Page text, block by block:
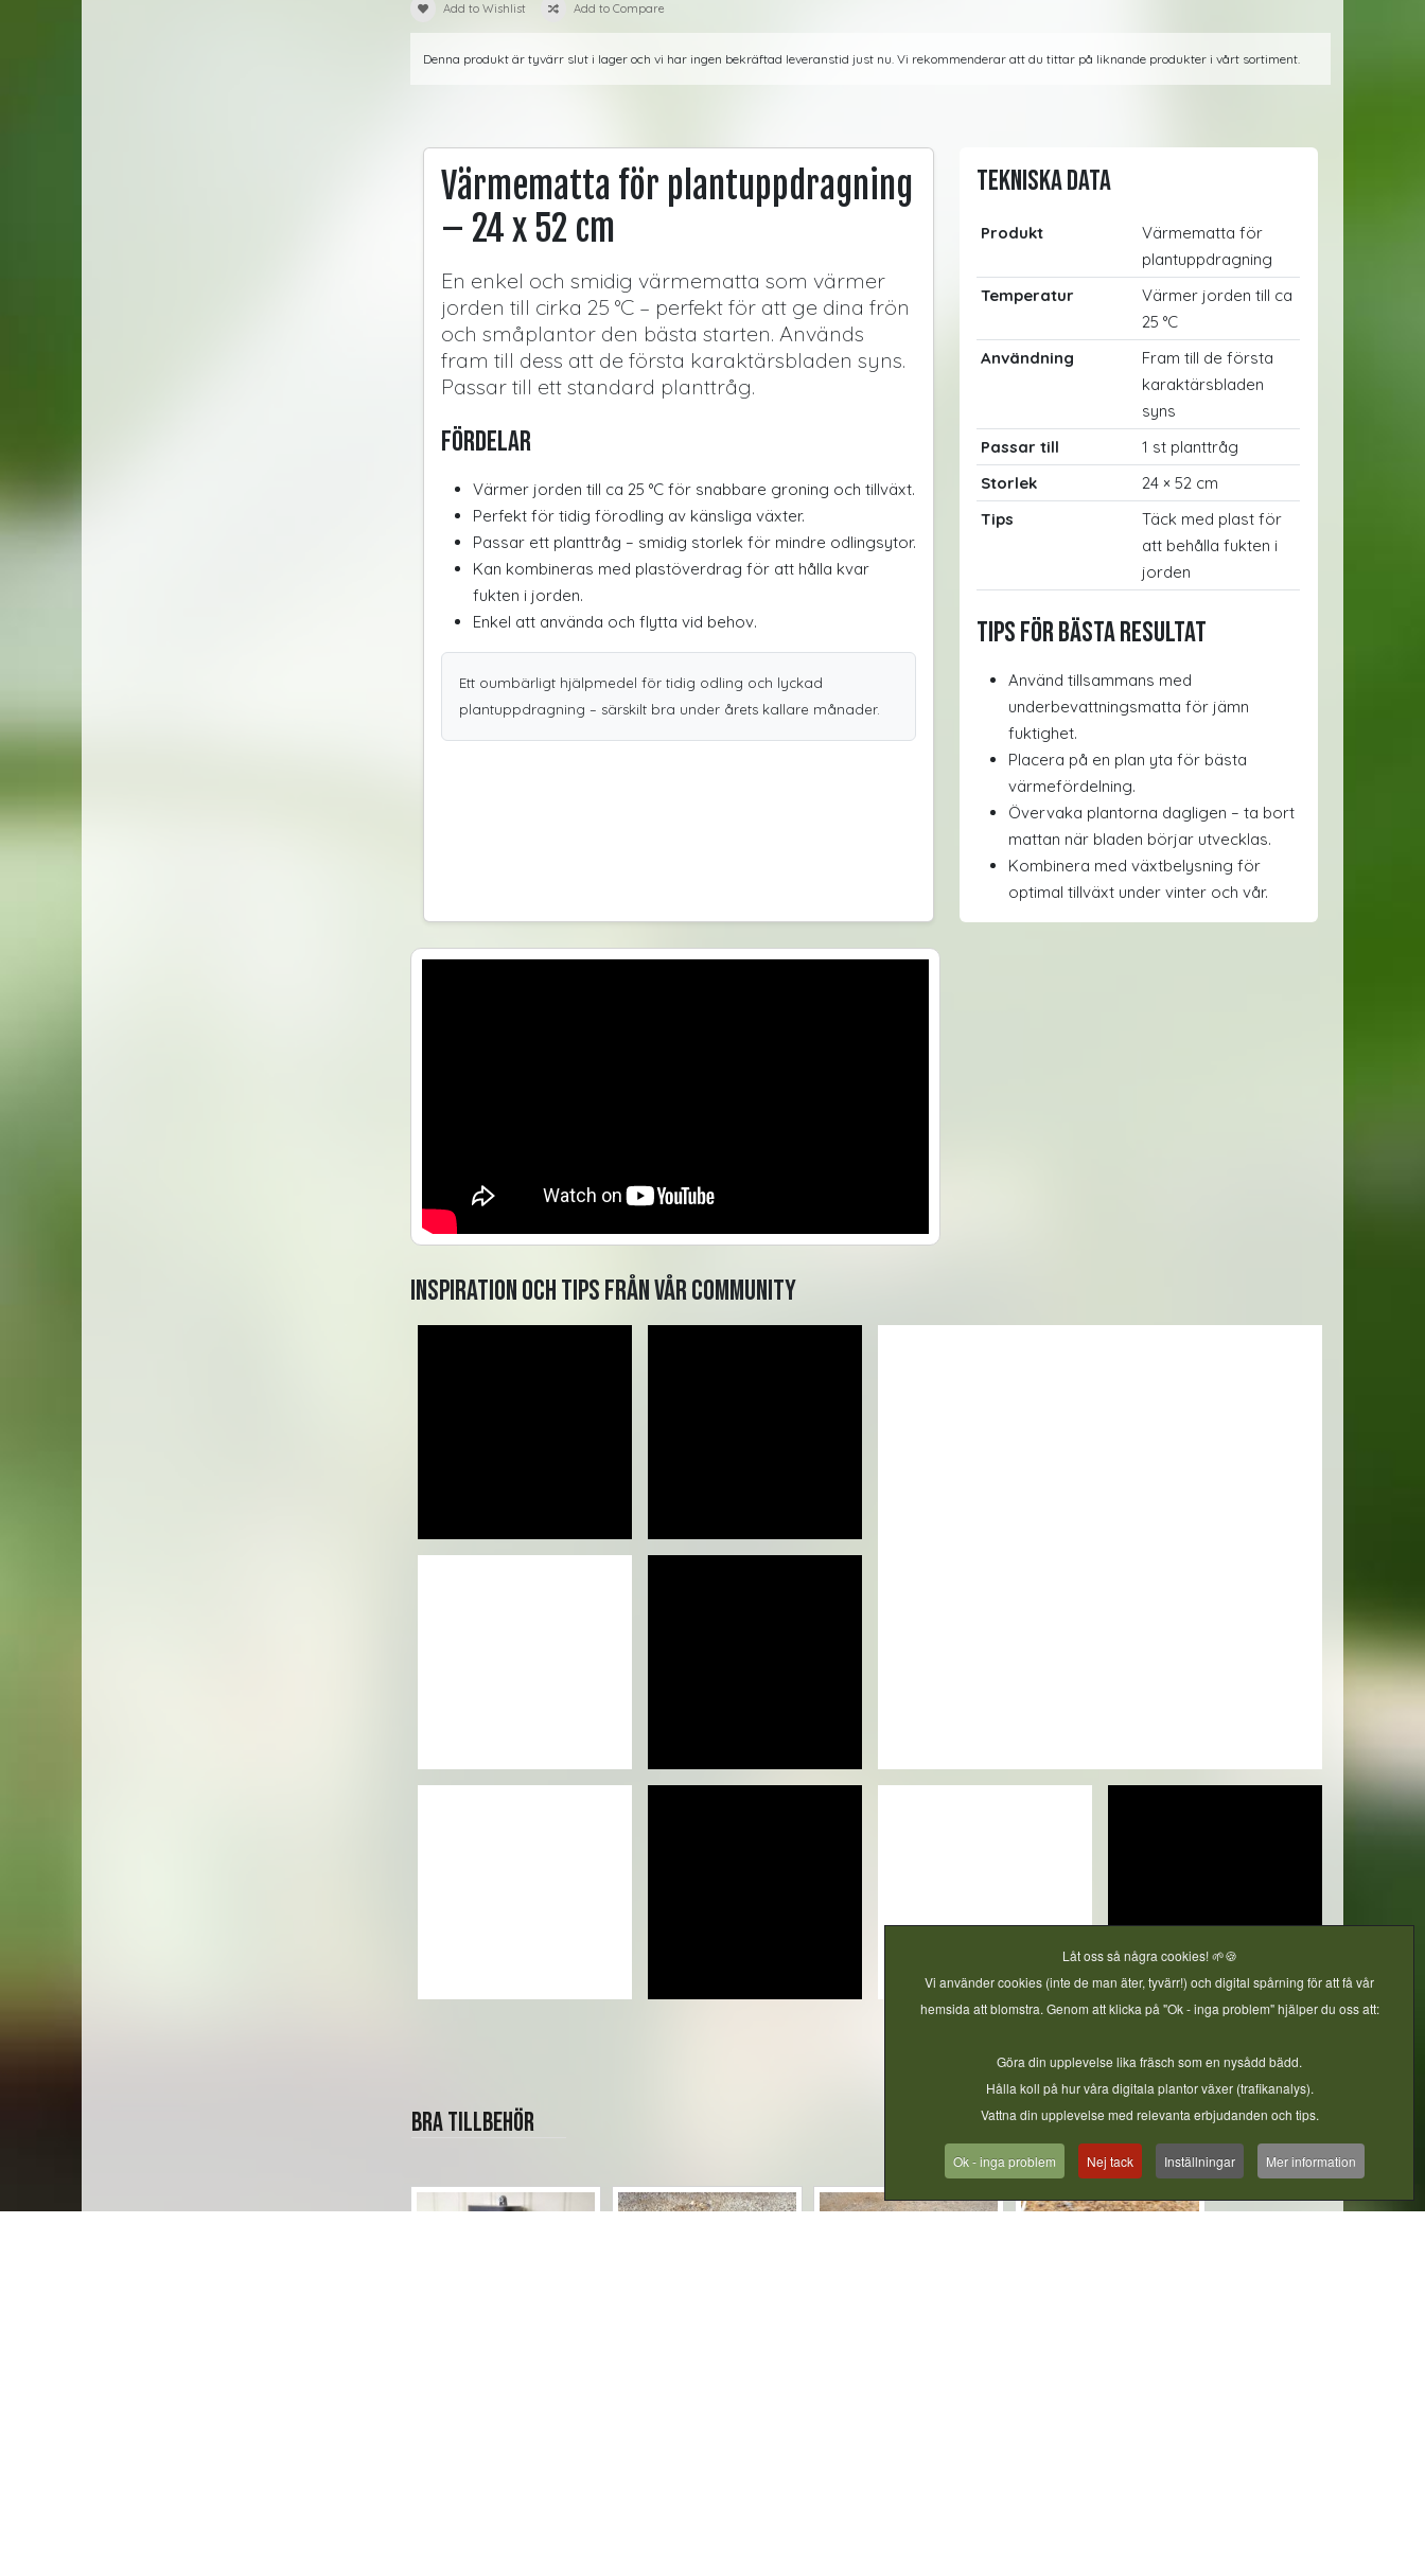
Add to Wishlist Add to Compare
Denna produkt är tyvärr slut i lager och vi har ingen bekräftad leveranstid just nu. Vi rekommenderar att du tittar på liknande produkter i vårt sortiment.
Värmematta för plantuppdragning
– 24 x 52 cm
En enkel och smidig värmematta som värmer
jorden till cirka 25 °C – perfekt för att ge dina frön
och småplantor den bästa starten. Används
fram till dess att de första karaktärsbladen syns.
Passar till ett standard planttråg.
Fördelar
Värmer jorden till ca 25 °C för snabbare groning och tillväxt.
Perfekt för tidig förodling av känsliga växter.
Passar ett planttråg – smidig storlek för mindre odlingsytor.
Kan kombineras med plastöverdrag för att hålla kvar
fukten i jorden.
Enkel att använda och flytta vid behov.
Ett oumbärligt hjälpmedel för tidig odling och lyckad
plantuppdragning – särskilt bra under årets kallare månader.
Tekniska data
Produkt
Värmematta för
plantuppdragning
Temperatur
Värmer jorden till ca
25 °C
Användning
Fram till de första
karaktärsbladen
syns
Passar till
1 st planttråg
Storlek
24 × 52 cm
Tips
Täck med plast för
att behålla fukten i
jorden
Tips för bästa resultat
Använd tillsammans med
underbevattningsmatta för jämn
fuktighet.
Placera på en plan yta för bästa
värmefördelning.
Övervaka plantorna dagligen – ta bort
mattan när bladen börjar utvecklas.
Kombinera med växtbelysning för
optimal tillväxt under vinter och vår.
Inspiration och tips från vår community
Bra tillbehör
Låt oss så några cookies! 🌱🍪
Vi använder cookies (inte de man äter, tyvärr!) och digital spårning för att få vår
hemsida att blomstra. Genom att klicka på "Ok - inga problem" hjälper du oss att:
Göra din upplevelse lika fräsch som en nysådd bädd.
Hålla koll på hur våra digitala plantor växer (trafikanalys).
Vattna din upplevelse med relevanta erbjudanden och tips.
Ok - inga problem Nej tack Inställningar Mer information